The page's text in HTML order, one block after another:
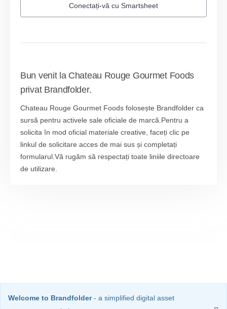
Conectați-vă cu Smartsheet
Bun venit la Chateau Rouge Gourmet Foods
privat Brandfolder.
Chateau Rouge Gourmet Foods folosește Brandfolder ca
sursă pentru activele sale oficiale de marcă.Pentru a
solicita în mod oficial materiale creative, faceți clic pe
linkul de solicitare acces de mai sus și completați
formularul.Vă rugăm să respectați toate liniile directoare
de utilizare.
Welcome to Brandfolder- a simplified digital asset